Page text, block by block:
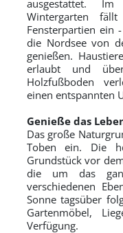
ausgestattet.
Wintergarten
Fensterpartien ein
die Nordsee von
genießen.
erlaubt und
Holzfußboden
einen entspannten
Genieße das
Das große
Toben ein. Die
Grundstück vor
die um das
verschiedenen
Sonne tagsüber
Gartenmöbel,
Verfügung.